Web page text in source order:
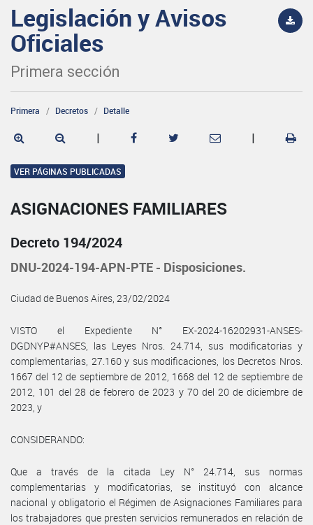
Legislación y Avisos
Oficiales
Primera sección
Primera Decretos Detalle
| |
VER PÁGINAS PUBLICADAS
ASIGNACIONES FAMILIARES
Decreto 194/2024
DNU-2024-194-APN-PTE - Disposiciones.
Ciudad de Buenos Aires, 23/02/2024
VISTO el Expediente N° EX-2024-16202931-ANSES-
DGDNYP#ANSES, las Leyes Nros. 24.714, sus modificatorias y
complementarias, 27.160 y sus modificaciones, los Decretos Nros.
1667 del 12 de septiembre de 2012, 1668 del 12 de septiembre de
2012, 101 del 28 de febrero de 2023 y 70 del 20 de diciembre de
2023, y
CONSIDERANDO:
Que a través de la citada Ley N° 24.714, sus normas
complementarias y modificatorias, se instituyó con alcance
nacional y obligatorio el Régimen de Asignaciones Familiares para
los trabajadores que presten servicios remunerados en relación de